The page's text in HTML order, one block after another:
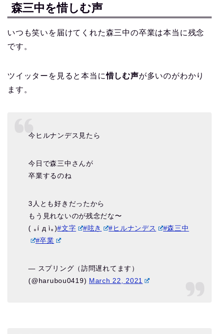
森三中を惜しむ声
いつも笑いを届けてくれた森三中の卒業は本当に残念
です。
ツイッターを見ると本当に惜しむ声が多いのがわかり
ます。
今ヒルナンデス見たら
今日で森三中さんが
卒業するのね
3人とも好きだったから
もう見れないのが残念だな〜
( ｡í д ì｡)#文字 #呟き #ヒルナンデス
#森三中
#卒業
— スプリング（訪問遅れてます）
(@harubou0419) March 22, 2021